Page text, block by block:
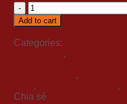
Set
quà
Tết
"Vinh
Hoa
quantity
Add to cart
Categories:
,
,
, ,
Chia sẻ